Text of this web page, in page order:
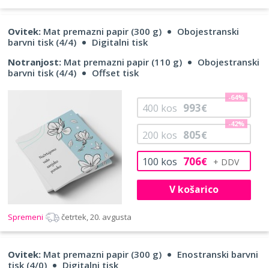
Ovitek: Mat premazni papir (300 g)
Obojestranski
barvni tisk (4/4)
Digitalni tisk
Notranjost: Mat premazni papir (110 g)
Obojestranski
barvni tisk (4/4)
Offset tisk
100 kos 706€
200 kos 805€
-42%
400 kos 993€
-64%
V košarico
Spremeni četrtek, 20. avgusta
Ovitek: Mat premazni papir (300 g)
Enostranski barvni
tisk (4/0)
Digitalni tisk